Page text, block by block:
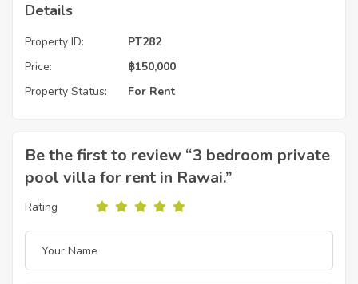
Details
Property ID:
PT282
Price:
฿150,000
Property Status:
For Rent
Be the first to review “3 bedroom private
pool villa for rent in Rawai.”
Rating